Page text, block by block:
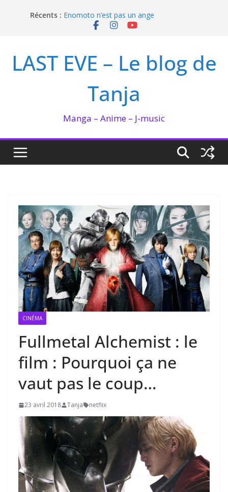
Récents : Enomoto n’est pas un ange
QUEEN BEE enflamme le Bataclan
I’m not in love de Zeniko Sumiya
LAST EVE – Le blog de
Tanja
Manga – Anime – J-music
CINÉMA
Fullmetal Alchemist : le
film : Pourquoi ça ne
vaut pas le coup…
23 avril 2018 Tanja netflix